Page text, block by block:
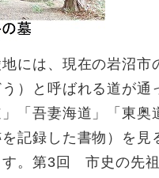
には、現在の岩沼市
）と呼ばれる道が
「吾妻海道」「東
を記録した書物）を
。第3回 市史の先